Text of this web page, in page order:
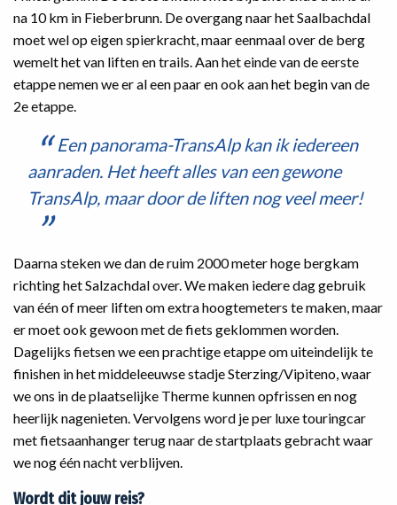
na 10 km in Fieberbrunn. De overgang naar het Saalbachdal
moet wel op eigen spierkracht, maar eenmaal over de berg
wemelt het van liften en trails. Aan het einde van de eerste
etappe nemen we er al een paar en ook aan het begin van de
2e etappe.
Een panorama-TransAlp kan ik iedereen
aanraden. Het heeft alles van een gewone
TransAlp, maar door de liften nog veel meer!
Daarna steken we dan de ruim 2000 meter hoge bergkam
richting het Salzachdal over. We maken iedere dag gebruik
van één of meer liften om extra hoogtemeters te maken, maar
er moet ook gewoon met de fiets geklommen worden.
Dagelijks fietsen we een prachtige etappe om uiteindelijk te
finishen in het middeleeuwse stadje Sterzing/Vipiteno, waar
we ons in de plaatselijke Therme kunnen opfrissen en nog
heerlijk nagenieten. Vervolgens word je per luxe touringcar
met fietsaanhanger terug naar de startplaats gebracht waar
we nog één nacht verblijven.
Wordt dit jouw reis?